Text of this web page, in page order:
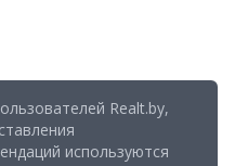
Realt.by,
используются